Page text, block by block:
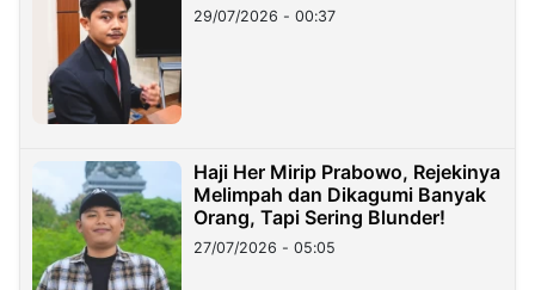
29/07/2026 - 00:37
Haji Her Mirip Prabowo, Rejekinya
Melimpah dan Dikagumi Banyak
Orang, Tapi Sering Blunder!
27/07/2026 - 05:05